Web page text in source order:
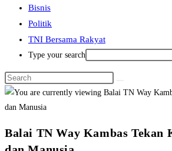
Bisnis
Politik
TNI Bersama Rakyat
Type your search
Balai TN Way Kambas Tekan